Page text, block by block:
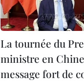
La tournée du
ministre en
message fort de